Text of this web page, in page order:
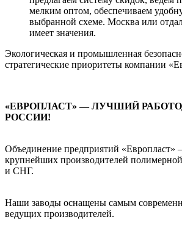
мелким оптом, обеспечиваем
выбранной схеме. Москва или
имеет значения.
Экологическая и промышленная
стратегические приоритеты компании
«ЕВРОПЛАСТ»— ЛУЧШИЙ
РОССИИ!
Объединение предприятий «Европласт»
крупнейших производителей
и СНГ.
Наши заводы оснащены самым
ведущих производителей.